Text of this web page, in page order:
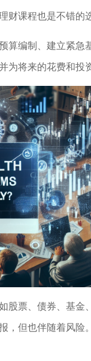
财课程也是不错的
算编制、建立紧急
为将来的花费和投
股票、债券、基金
，但也伴随着风险